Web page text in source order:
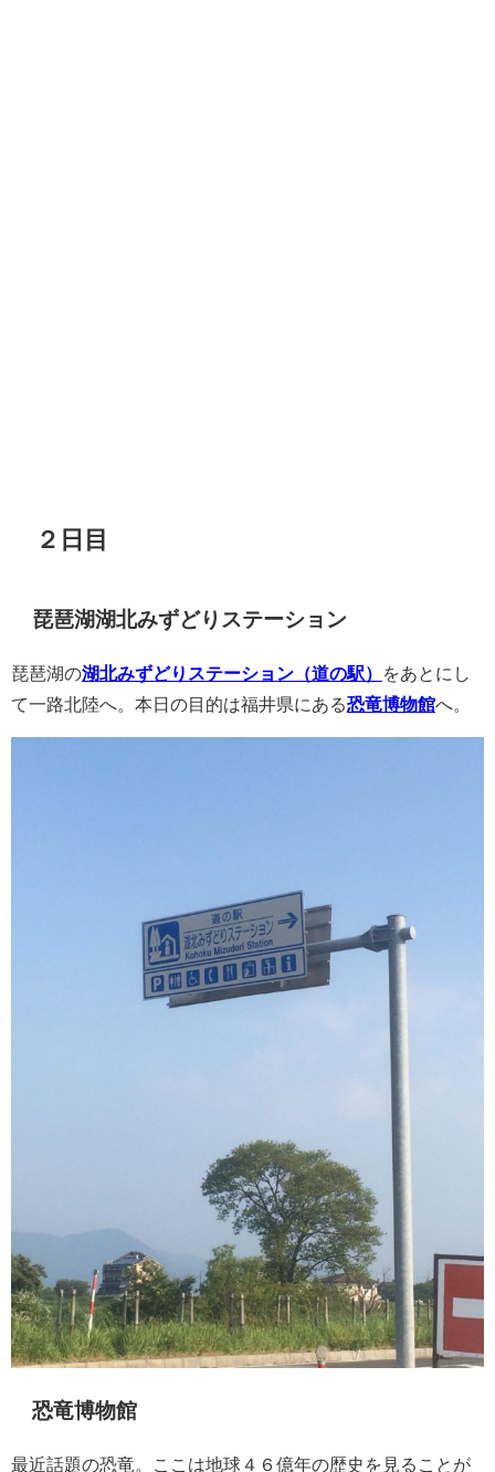
２日目
琵琶湖湖北みずどりステーション
琵琶湖の湖北みずどりステーション（道の駅）
をあとにし
て一路北陸へ。本日の目的は福井県にある恐竜博物館へ。
恐竜博物館
最近話題の恐竜。ここは地球４６億年の歴史を見ることが